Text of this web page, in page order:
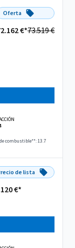
Oferta
€*73.519 €
combustible**: 13.7
de lista
€*